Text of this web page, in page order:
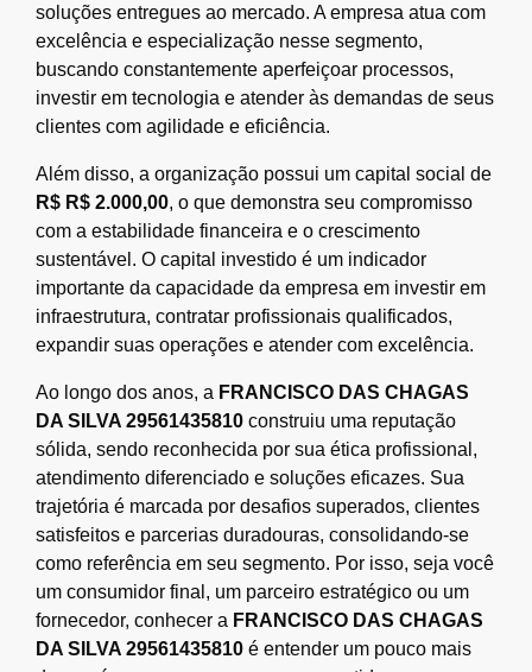
soluções entregues ao mercado. A empresa atua com
excelência e especialização nesse segmento,
buscando constantemente aperfeiçoar processos,
investir em tecnologia e atender às demandas de seus
clientes com agilidade e eficiência.
Além disso, a organização possui um capital social de
R$ R$ 2.000,00, o que demonstra seu compromisso
com a estabilidade financeira e o crescimento
sustentável. O capital investido é um indicador
importante da capacidade da empresa em investir em
infraestrutura, contratar profissionais qualificados,
expandir suas operações e atender com excelência.
Ao longo dos anos, a FRANCISCO DAS CHAGAS
DA SILVA 29561435810 construiu uma reputação
sólida, sendo reconhecida por sua ética profissional,
atendimento diferenciado e soluções eficazes. Sua
trajetória é marcada por desafios superados, clientes
satisfeitos e parcerias duradouras, consolidando-se
como referência em seu segmento. Por isso, seja você
um consumidor final, um parceiro estratégico ou um
fornecedor, conhecer a FRANCISCO DAS CHAGAS
DA SILVA 29561435810 é entender um pouco mais